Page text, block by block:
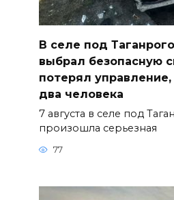
В селе под
выбрал безопасную
потерял
два человека
7 августа в селе под
произошла серьезная
77